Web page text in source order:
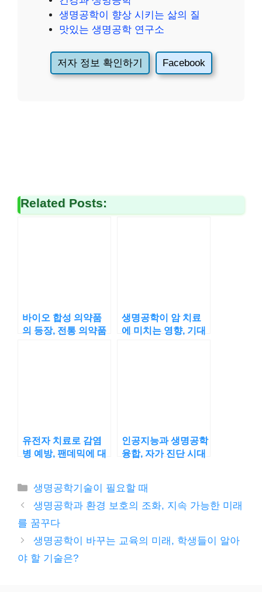
생명공학이 향상 시키는 삶의 질
맛있는 생명공학 연구소
저자 정보 확인하기 Facebook
Related Posts:
바이오 합성 의약품
의 등장, 전통 의약품
생명공학이 암 치료
에 미치는 영향, 기대
유전자 치료로 감염
병 예방, 팬데믹에 대
인공지능과 생명공학
융합, 자가 진단 시대
카
테
리
생명공학기술이 필요할 때
생명공학과 환경 보호의 조화, 지속 가능한 미래
를 꿈꾸다
생명공학이 바꾸는 교육의 미래, 학생들이 알아
야 할 기술은?